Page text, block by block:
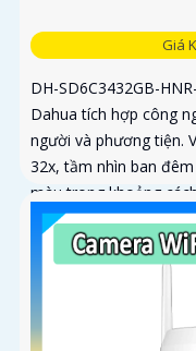
Giá
DH-SD6C3432GB-
Dahua tích hợp công
người và phương tiện.
32x, tầm nhìn ban
màu trong khoảng
nét 24/7